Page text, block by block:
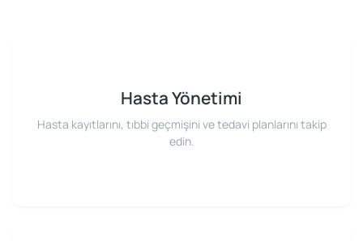
Hasta Yönetimi
Hasta kayıtlarını, tıbbi geçmişini ve tedavi planlarını takip
edin.